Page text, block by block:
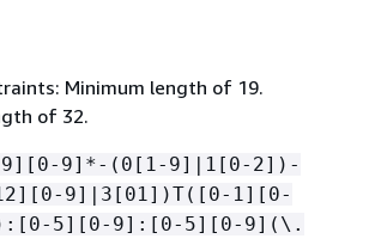
Minimum length of 19.
of 32.
9]*-(0[1-9]|1[0-2])-
9]|3[01])T([0-1][0-
5][0-9]:[0-5][0-9](\.